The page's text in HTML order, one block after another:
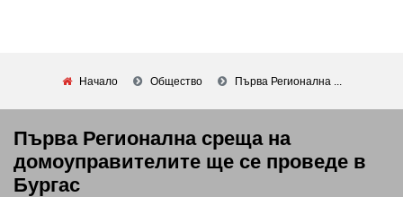
Начало Общество Първа Регионална ...
Първа Регионална среща на
домоуправителите ще се проведе в
Бургас